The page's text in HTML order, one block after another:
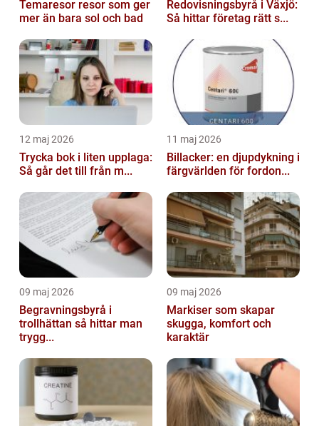
Temaresor resor som ger
mer än bara sol och bad
Redovisningsbyrå i Växjö:
Så hittar företag rätt s...
12 maj 2026
Trycka bok i liten upplaga:
Så går det till från m...
11 maj 2026
Billacker: en djupdykning i
färgvärlden för fordon...
09 maj 2026
Begravningsbyrå i
trollhättan så hittar man
trygg...
09 maj 2026
Markiser som skapar
skugga, komfort och
karaktär